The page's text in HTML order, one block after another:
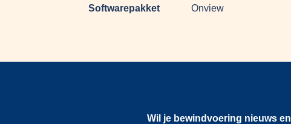
Softwarepakket Onview
Wil je bewindvoering nieuws en